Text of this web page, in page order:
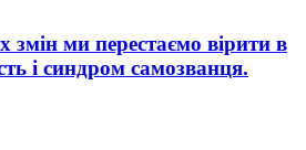
змін ми перестаємо вірити в
і синдром самозванця.